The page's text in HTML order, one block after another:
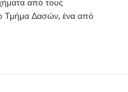
Τμήμα Δασών, ένα από